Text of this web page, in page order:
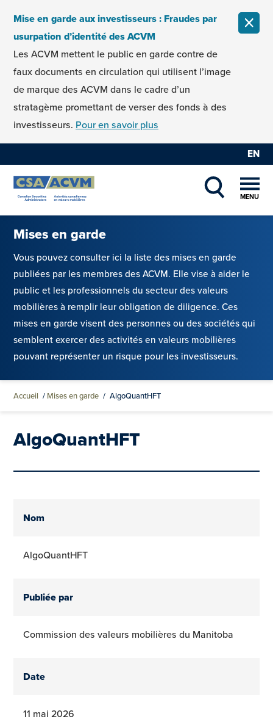
Mise en garde aux investisseurs : Fraudes par
usurpation d’identité des ACVM
Les ACVM mettent le public en garde contre de
faux documents en circulation qui utilisent l’image
de marque des ACVM dans le cadre d’un
stratagème promettant de verser des fonds à des
investisseurs. Pour en savoir plus
EN
SHOW
MENU
Mises en garde
Vous pouvez consulter ici la liste des mises en garde
publiées par les membres des ACVM. Elle vise à aider le
public et les professionnels du secteur des valeurs
mobilières à remplir leur obligation de diligence. Ces
mises en garde visent des personnes ou des sociétés qui
semblent exercer des activités en valeurs mobilières
pouvant représenter un risque pour les investisseurs.
Accueil / Mises en garde / AlgoQuantHFT
AlgoQuantHFT
Nom
AlgoQuantHFT
Publiée par
Commission des valeurs mobilières du Manitoba
Date
11 mai 2026